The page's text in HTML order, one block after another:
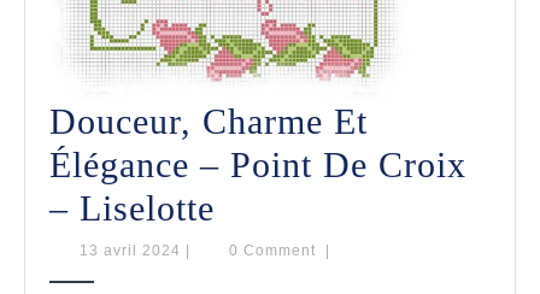
Douceur, Charme Et
Élégance – Point De Croix
– Liselotte
Charme
13 avril 2024 13
0 Comment